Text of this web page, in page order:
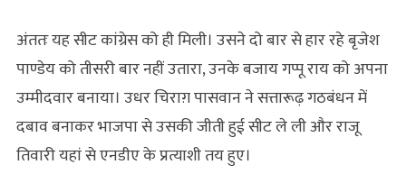
अंततः यह सीट कांग्रेस को ही मिली। उसने दो बार से हार रहे बृजेश
पाण्डेय को तीसरी बार नहीं उतारा, उनके बजाय गप्पू राय को अपना
उम्मीदवार बनाया। उधर चिराग़ पासवान ने सत्तारूढ़ गठबंधन में
दबाव बनाकर भाजपा से उसकी जीती हुई सीट ले ली और राजू
तिवारी यहां से एनडीए के प्रत्याशी तय हुए।